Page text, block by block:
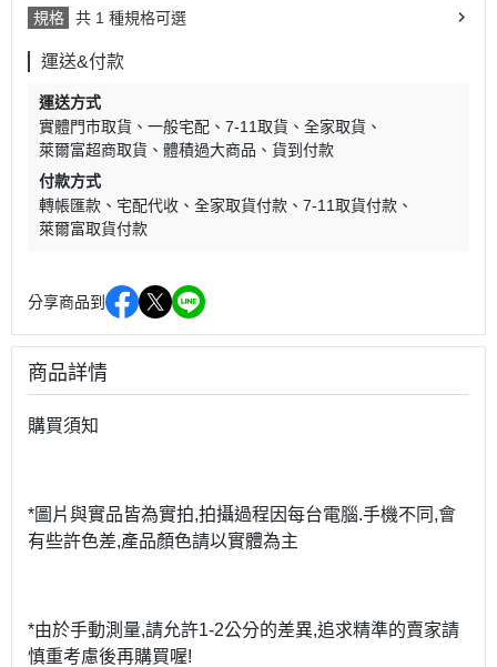
規格 共 1 種規格可選
運送&付款
運送方式
實體門市取貨
一般宅配 7-11取貨
全家取貨
萊爾富超商取貨
體積過大商品
貨到付款
付款方式
轉帳匯款
宅配代收 全家取貨付款
7-11取貨付款
萊爾富取貨付款
分享商品到
商品詳情
購買須知
*圖片與實品皆為實拍,拍攝過程因每台電腦.手機不同,會
有些許色差,產品顏色請以實體為主
*由於手動測量,請允許1-2公分的差異,追求精準的賣家請
慎重考慮後再購買喔!